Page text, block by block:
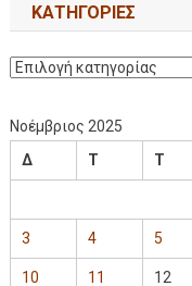
KΑΤΗΓΟΡΊΕΣ
Νοέμβριος 2025
Δ
Τ Τ
3 4 5
10 11 12